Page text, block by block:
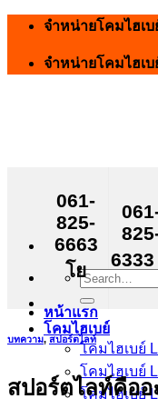
Skip
content
จำหน่ายโคมไฮเ
จำหน่ายโคมไฮเ
Search
for:
หน้าแรก
โคมไฮเบย์
โคมไฮเบย์
โคมไฮเบย์
โคมไฮเบย์
061-
825-
6663
โย
บทความ,สปอร์ตไลท์
สปอร์ตไลท์คืออ